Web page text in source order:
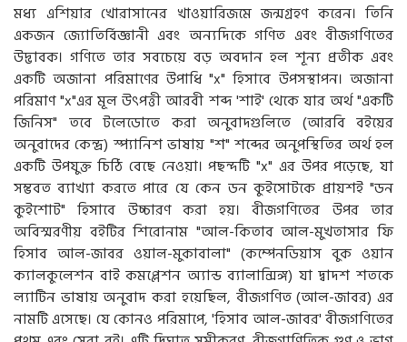
মধ্য এশিয়ার খোরাসানের খাওয়ারিজমে জন্মগ্রহণ করেন। তিনি
একজন জ্যোতির্বিজ্ঞানী এবং অন্যদিকে গণিত এবং বীজগণিতের
উদ্ভাবক। গণিতে তার সবচেয়ে বড় অবদান হল শূন্য প্রতীক এবং
একটি অজানা পরিমাণের উপাধি "x" হিসাবে উপসস্থাপন। অজানা
পরিমাণ "x"এর মূল উৎপত্তী আরবী শব্দ 'শাই' থেকে যার অর্থ "একটি
জিনিস" তবে টলেডোতে করা অনুবাদগুলিতে (আরবি বইয়ের
অনুবাদের কেন্দ্র) স্প্যানিশ ভাষায় "শ" শব্দের অনুপস্থিতির অর্থ হল
একটি উপযুক্ত চিঠি বেছে নেওয়া। পছন্দটি "x" এর উপর পড়েছে, যা
সম্ভবত ব্যাখ্যা করতে পারে যে কেন ডন কুইসোটকে প্রায়শই "ডন
কুইশোট" হিসাবে উচ্চারণ করা হয়। বীজগণিতের উপর তার
অবিস্মরণীয় বইটির শিরোনাম "আল-কিতাব আল-মুখতাসার ফি
হিসাব আল-জাবর ওয়াল-মুকাবালা" (কম্পেনডিয়াস বুক ওয়ান
ক্যালকুলেশন বাই কমপ্লেশন অ্যান্ড ব্যালান্সিঙ্গ) যা দ্বাদশ শতকে
ল্যাটিন ভাষায় অনুবাদ করা হয়েছিল, বীজগণিত (আল-জাবর) এর
নামটি এসেছে। যে কোনও পরিমাপে, 'হিসাব আল-জাবর' বীজগণিতের